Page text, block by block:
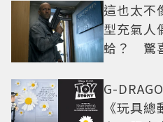
這也太不
型充氣人
蛤？ 驚
G-
《玩具